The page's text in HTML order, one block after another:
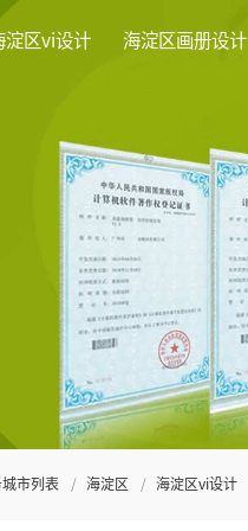
淀区vi设计 海淀区画册设计
市列表 海淀区 海淀区vi设计